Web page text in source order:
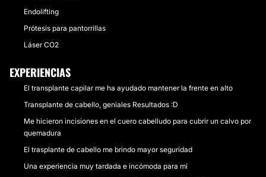
Endolifting
Prótesis para pantorrillas
Láser CO2
EXPERIENCIAS
El transplante capilar me ha ayudado mantener la frente en alto
Transplante de cabello, geniales Resultados :D
Me hicieron incisiones en el cuero cabelludo para cubrir un calvo por
quemadura
El trasplante de cabello me brindo mayor seguridad
Una experiencia muy tardada e incómoda para mí